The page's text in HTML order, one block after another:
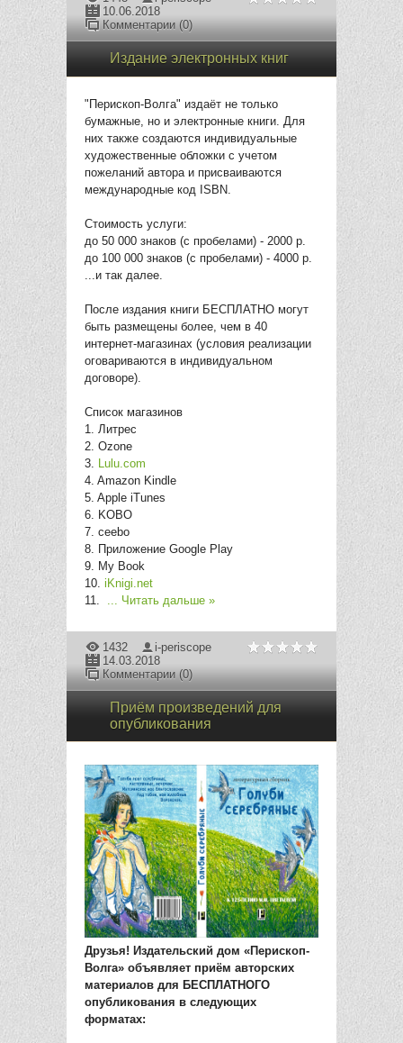
10.06.2018
Комментарии (0)
Издание электронных книг
"Перископ-Волга" издаёт не только
бумажные, но и электронные книги. Для
них также создаются индивидуальные
художественные обложки с учетом
пожеланий автора и присваиваются
международные код ISBN.
Стоимость услуги:
до 50 000 знаков (с пробелами) - 2000 р.
до 100 000 знаков (с пробелами) - 4000 р.
...и так далее.
После издания книги БЕСПЛАТНО могут
быть размещены более, чем в 40
интернет-магазинах (условия реализации
оговариваются в индивидуальном
договоре).
Список магазинов
1. Литрес
2. Ozone
3. Lulu.com
4. Amazon Kindle
5. Apple iTunes
6. KOBO
7. ceebo
8. Приложение Google Play
9. My Book
10. iKnigi.net
11.
... Читать дальше »
1432
i-periscope
14.03.2018
Комментарии (0)
Приём произведений для
опубликования
Друзья! Издательский дом «Перископ-
Волга» объявляет приём авторских
материалов для БЕСПЛАТНОГО
опубликования в следующих
форматах: